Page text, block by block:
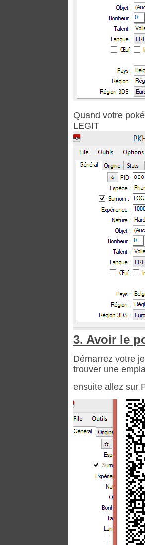
Quand votre
LEGIT
3. Avoir le
Démarrez votre
trouver une
ensuite allez sur